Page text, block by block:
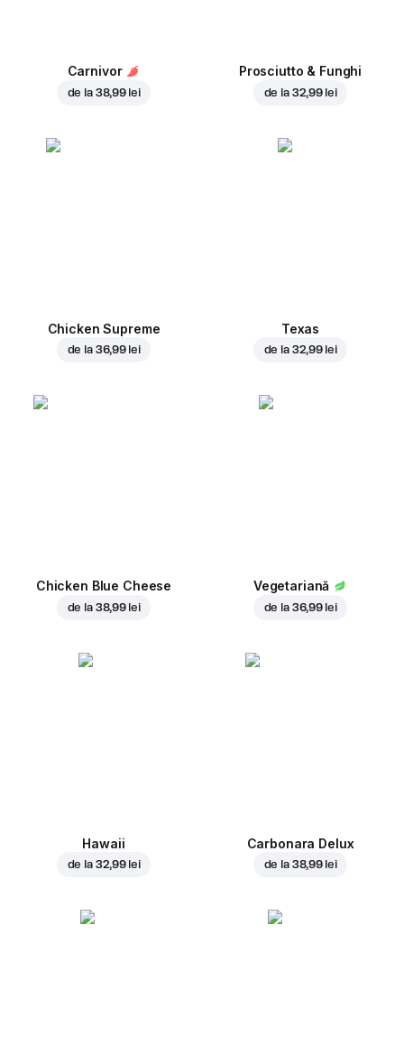
Carnivor
de la 38,99 lei
Prosciutto & Funghi
de la 32,99 lei
Chicken Supreme
de la 36,99 lei
Texas
de la 32,99 lei
Chicken Blue Cheese
de la 38,99 lei
Vegetariană
de la 36,99 lei
Hawaii
de la 32,99 lei
Carbonara Delux
de la 38,99 lei